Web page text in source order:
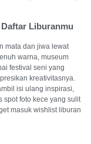
Liburanmu
mata dan jiwa lewat
warna, museum
festival seni yang
kreativitasnya.
isi ulang inspirasi,
spot foto kece yang sulit
masuk wishlist liburan